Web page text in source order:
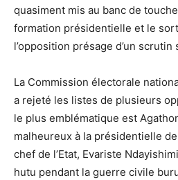
quasiment mis au banc de
formation présidentielle et le
l’opposition présage d’un scrutin
La Commission électorale
a rejeté les listes de plusieurs
le plus emblématique est
malheureux à la présidentielle de
chef de l’Etat, Evariste
hutu pendant la guerre civile